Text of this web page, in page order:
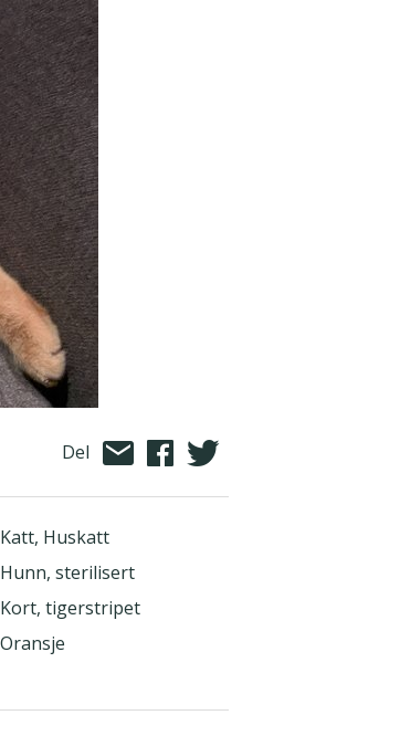
Del
Katt, Huskatt
Hunn, sterilisert
Kort, tigerstripet
Oransje